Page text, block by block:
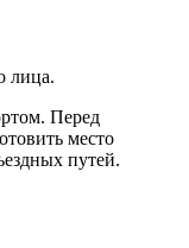
лица.
Перед
место
путей.